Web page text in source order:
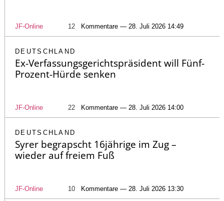
JF-Online 12 Kommentare — 28. Juli 2026 14:49
DEUTSCHLAND
Ex-Verfassungsgerichtspräsident will Fünf-
Prozent-Hürde senken
JF-Online 22 Kommentare — 28. Juli 2026 14:00
DEUTSCHLAND
Syrer begrapscht 16jährige im Zug –
wieder auf freiem Fuß
JF-Online 10 Kommentare — 28. Juli 2026 13:30